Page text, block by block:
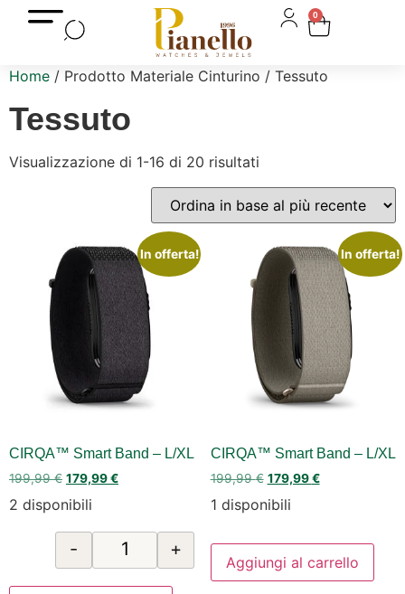
0
Home / Prodotto Materiale Cinturino / Tessuto
Tessuto
Visualizzazione di 1-16 di 20 risultati
In offerta!
CIRQA™ Smart Band – L/XL
199,99€ 179,99€
2 disponibili
- +
In offerta!
CIRQA™ Smart Band – L/XL
199,99€ 179,99€
1 disponibili
Aggiungi al carrello